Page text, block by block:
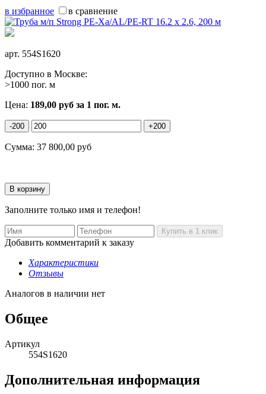
в избранное в сравнение
арт. 554S1620
Доступно в Москве:
>1000 пог. м
Цена: 189,00 руб за 1 пог. м.
-200 +200
Сумма: 37 800,00 руб
Заполните только имя и телефон!
Добавить комментарий к заказу
Характеристики
Отзывы
Аналогов в наличии нет
Общее
Артикул
554S1620
Дополнительная информация